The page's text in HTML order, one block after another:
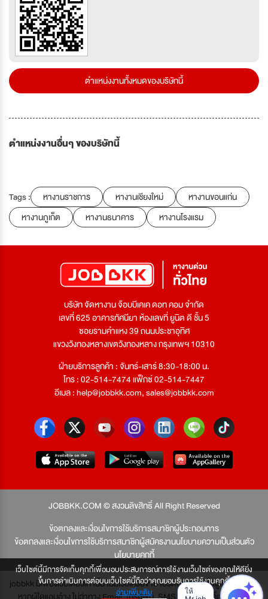
เว็บไซต์นี้มีการจัดเก็บคุกกี้เพื่อมอบประสบการณ์การใช้งานเว็บไซต์ของคุณให้ดียิ่ง
ขึ้นการดำเนินการต่อบนเว็บไซต์นี้ถือว่าคุณยอมรับการใช้งานคุกกี้
อ่านเพิ่มเติม
ตำแหน่งงานทั้งหมดของบริษัทนี้
ตำแหน่งงานอื่นๆ ของบริษัทนี้
Tags : หางานราชการ หางานเชียงใหม่
หางานขอนแก่น
หางานภูเก็ต
หางานธนาคาร หางานโรงแรม
บริษัท จัดหางาน จ๊อบบีเคเค ดอท คอม จำกัด
เลขที่ 625 อาคารทัศนียา ห้องเลขที่ ยูนิต ดี ชั้น 5
ซอยรามคำแหง 39 ถนนประชาอุทิศ
แขวงวังทองหลางเขตวังทองหลาง กรุงเทพฯ 10310
ฝ่ายบริการลูกค้า : จันทร์-เสาร์ 8:30-18:00 น.
โทร : 02-514-7474 แฟ็กซ์ 02-514-7447
อีเมล :help@jobbkk.com,sales@jobbkk.com
JOBBKK.COM © สงวนลิขสิทธิ์ All Right Reserved
ข้อตกลงและเงื่อนไขการใช้บริการสมาชิกผู้ประกอบการ
ข้อตกลงและเงื่อนไขการใช้บริการสมาชิกผู้สมัครงานนโยบายความเป็นส่วนตัว
นโยบายคุกกี้
jobbkk มีเพียงเว็บเดียวเท่านั้น ไม่มีเว็บเครือข่าย โปรดอย่าหลงเชื่อผู้แอบอ้าง และ